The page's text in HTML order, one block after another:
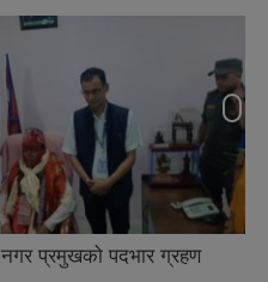
नगर प्रमुखको पदभार ग्रहण